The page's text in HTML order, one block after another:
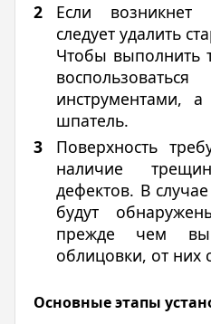
Если возникнет
следует удалить
Чтобы выполнить
инструментами,
шпатель.
Поверхность
наличие
дефектов. В
будут
прежде чем
облицовки, от них
Основные этапы